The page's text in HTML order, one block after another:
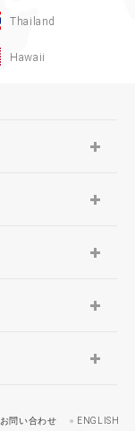
Thailand
Hawaii
お問い合わせ ENGLISH